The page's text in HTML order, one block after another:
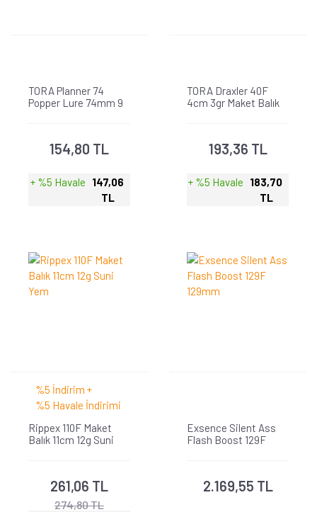
TORA Planner 74
Popper Lure 74mm 9
154,80 TL
+ %5 Havale
147,06
TL
TORA Draxler 40F
4cm 3gr Maket Balık
193,36 TL
+ %5 Havale
183,70
TL
%5 İndirim +
%5 Havale İndirimi
Rippex 110F Maket
Balık 11cm 12g Suni
261,06 TL
274,80 TL
Exsence Silent Ass
Flash Boost 129F
2.169,55 TL